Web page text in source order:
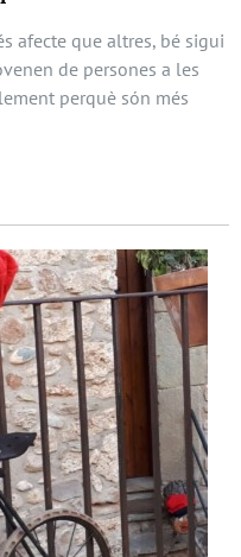
afecte que altres, bé sigui
de persones a les
perquè són més